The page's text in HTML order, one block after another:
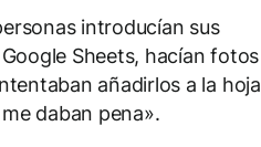
introducían sus
Sheets, hacían fotos
añadirlos a la hoja
daban pena».